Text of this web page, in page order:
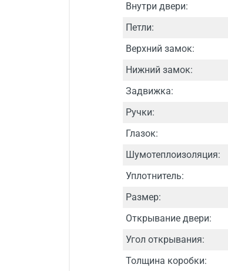
Внутри двери:
Петли:
Верхний замок:
Нижний замок:
Задвижка:
Ручки:
Глазок:
Шумотеплоизоляция:
Уплотнитель:
Размер:
Открывание двери:
Угол открывания:
Толщина коробки: